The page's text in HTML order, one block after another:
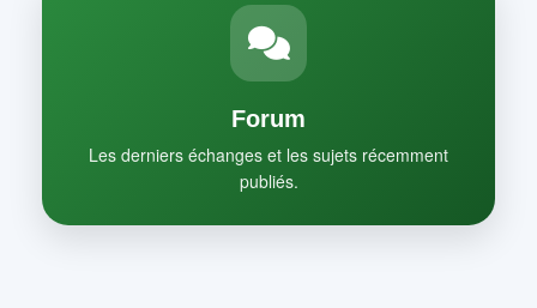
Forum
Les derniers échanges et les sujets récemment
publiés.